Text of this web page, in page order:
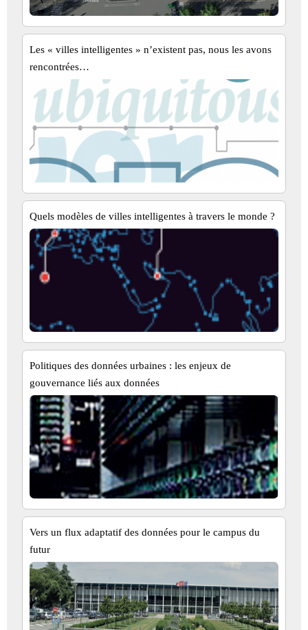
Les « villes intelligentes » n’existent pas, nous les avons
rencontrées…
Quels modèles de villes intelligentes à travers le monde ?
Politiques des données urbaines : les enjeux de
gouvernance liés aux données
Vers un flux adaptatif des données pour le campus du
futur